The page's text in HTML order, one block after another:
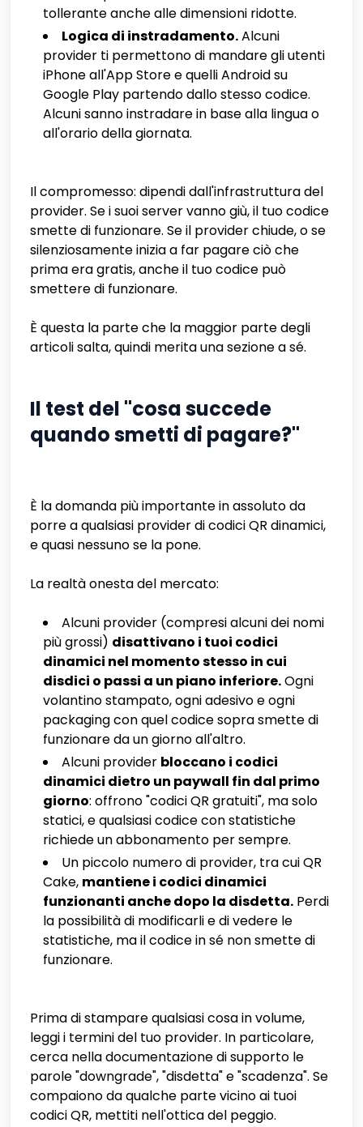
tollerante anche alle dimensioni ridotte.
Logica di instradamento.Alcuni
provider ti permettono di mandare gli utenti
iPhone all'App Store e quelli Android su
Google Play partendo dallo stesso codice.
Alcuni sanno instradare in base alla lingua o
all'orario della giornata.
Il compromesso: dipendi dall'infrastruttura del
provider. Se i suoi server vanno giù, il tuo codice
smette di funzionare. Se il provider chiude, o se
silenziosamente inizia a far pagare ciò che
prima era gratis, anche il tuo codice può
smettere di funzionare.
È questa la parte che la maggior parte degli
articoli salta, quindi merita una sezione a sé.
Il test del "cosa succede
quando smetti di pagare?"
È la domanda più importante in assoluto da
porre a qualsiasi provider di codici QR dinamici,
e quasi nessuno se la pone.
La realtà onesta del mercato:
Alcuni provider (compresi alcuni dei nomi
più grossi) disattivano i tuoi codici
dinamici nel momento stesso in cui
disdici o passi a un piano inferiore.Ogni
volantino stampato, ogni adesivo e ogni
packaging con quel codice sopra smette di
funzionare da un giorno all'altro.
Alcuni provider bloccano i codici
dinamici dietro un paywall fin dal primo
giorno: offrono "codici QR gratuiti", ma solo
statici, e qualsiasi codice con statistiche
richiede un abbonamento per sempre.
Un piccolo numero di provider, tra cui QR
Cake, mantiene i codici dinamici
funzionanti anche dopo la disdetta. Perdi
la possibilità di modificarli e di vedere le
statistiche, ma il codice in sé non smette di
funzionare.
Prima di stampare qualsiasi cosa in volume,
leggi i termini del tuo provider. In particolare,
cerca nella documentazione di supporto le
parole "downgrade", "disdetta" e "scadenza". Se
compaiono da qualche parte vicino ai tuoi
codici QR, mettiti nell'ottica del peggio.